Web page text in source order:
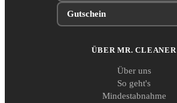
Gutschein
ÜBER MR. CLEANER
Über uns
So geht's
Mindestabnahme